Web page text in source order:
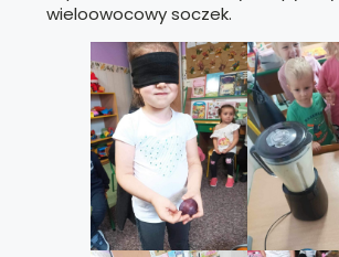
wieloowocowy soczek.